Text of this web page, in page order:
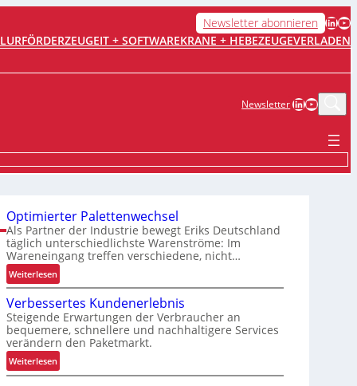
Newsletter abonnieren LinkedIn YouTube
IT + SOFTWAREKRANE + HEBEZEUGEVERLADEN
NewsletterLinkedIn
Optimierter Palettenwechsel
Als Partner der Industrie bewegt Eriks Deutschland
täglich unterschiedlichste Warenströme: Im
Wareneingang treffen verschiedene, nicht…
Weiterlesen:
O
p
t
i
m
i
e
Verbessertes Kundenerlebnis
Steigende Erwartungen der Verbraucher an
bequemere, schnellere und nachhaltigere Services
verändern den Paketmarkt.
Weiterlesen:
V